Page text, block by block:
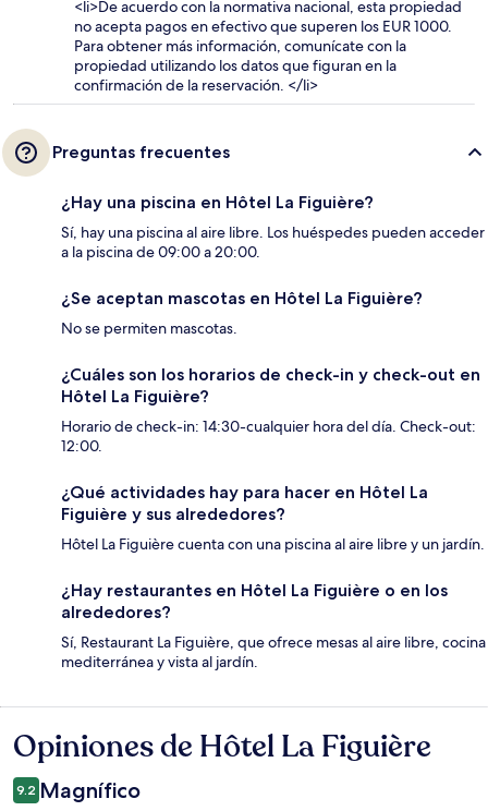
<li>De acuerdo con la normativa nacional, esta propiedad
no acepta pagos en efectivo que superen los EUR 1000.
Para obtener más información, comunícate con la
propiedad utilizando los datos que figuran en la
confirmación de la reservación. </li>
Preguntas frecuentes
¿Hay una piscina en Hôtel La Figuière?
Sí, hay una piscina al aire libre. Los huéspedes pueden acceder
a la piscina de 09:00 a 20:00.
¿Se aceptan mascotas en Hôtel La Figuière?
No se permiten mascotas.
¿Cuáles son los horarios de check-in y check-out en
Hôtel La Figuière?
Horario de check-in: 14:30-cualquier hora del día. Check-out:
12:00.
¿Qué actividades hay para hacer en Hôtel La
Figuière y sus alrededores?
Hôtel La Figuière cuenta con una piscina al aire libre y un jardín.
¿Hay restaurantes en Hôtel La Figuière o en los
alrededores?
Sí, Restaurant La Figuière, que ofrece mesas al aire libre, cocina
mediterránea y vista al jardín.
Opiniones
Opiniones de Hôtel La Figuière
9.2 Magnífico